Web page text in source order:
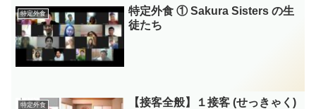
特定外食
特定外食 ① Sakura Sisters の生
徒たち
特定外食
【接客全般】１接客 (せっきゃく)